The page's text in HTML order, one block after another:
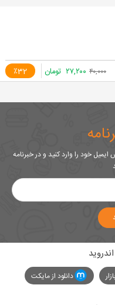
٪32 ۴۰,۰۰۰ ۲۷,۲۰۰ تومان
خود را وارد کنید و در خبرنامه
دانلود از مایکت